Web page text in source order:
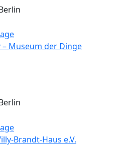
Museum der Dinge
Brandt-Haus e.V.